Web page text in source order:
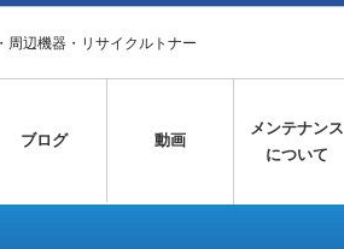
辺機器・リサイクルトナー
ブログ 動画
メンテナンス
について